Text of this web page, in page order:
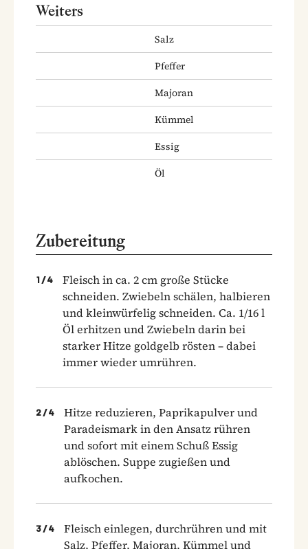
Weiters
Salz
Pfeffer
Majoran
Kümmel
Essig
Öl
Zubereitung
1 /4
Fleisch in ca. 2 cm große Stücke
schneiden. Zwiebeln schälen, halbieren
und kleinwürfelig schneiden. Ca. 1/16 l
Öl erhitzen und Zwiebeln darin bei
starker Hitze goldgelb rösten – dabei
immer wieder umrühren.
2 /4
Hitze reduzieren, Paprikapulver und
Paradeismark in den Ansatz rühren
und sofort mit einem Schuß Essig
ablöschen. Suppe zugießen und
aufkochen.
3 /4
Fleisch einlegen, durchrühren und mit
Salz, Pfeffer, Majoran, Kümmel und